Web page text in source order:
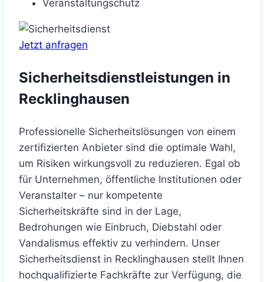
Veranstaltungschutz
Jetzt anfragen
Sicherheitsdienstleistungen in
Recklinghausen
Professionelle Sicherheitslösungen von einem
zertifizierten Anbieter sind die optimale Wahl,
um Risiken wirkungsvoll zu reduzieren. Egal ob
für Unternehmen, öffentliche Institutionen oder
Veranstalter – nur kompetente
Sicherheitskräfte sind in der Lage,
Bedrohungen wie Einbruch, Diebstahl oder
Vandalismus effektiv zu verhindern. Unser
Sicherheitsdienst in Recklinghausen stellt Ihnen
hochqualifizierte Fachkräfte zur Verfügung, die